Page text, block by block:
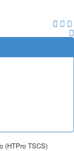
(HTPro TSCS)